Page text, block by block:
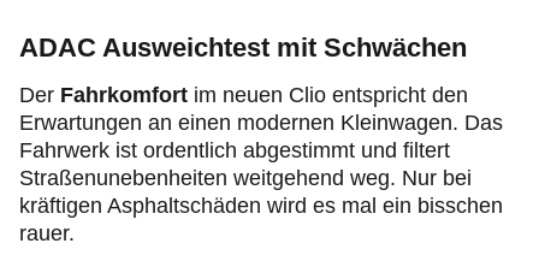
ADAC Ausweichtest mit Schwächen
Der Fahrkomfort im neuen Clio entspricht den
Erwartungen an einen modernen Kleinwagen. Das
Fahrwerk ist ordentlich abgestimmt und filtert
Straßenunebenheiten weitgehend weg. Nur bei
kräftigen Asphaltschäden wird es mal ein bisschen
rauer.